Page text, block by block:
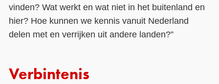
vinden? Wat werkt en wat niet in het buitenland en
hier? Hoe kunnen we kennis vanuit Nederland
delen met en verrijken uit andere landen?”
Verbintenis